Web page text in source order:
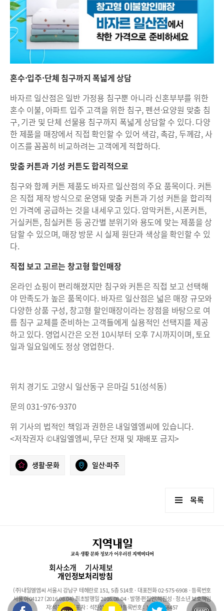
혼수·입주·단체 침구까지 폭넓게 상담
바자르 일산점은 일반 가정용 침구뿐 아니라 신혼부부를 위한
혼수 이불, 아파트 입주 고객을 위한 침구, 펜션·요양원 맞춤 침
구, 기관 및 단체 선물용 침구까지 폭넓게 상담할 수 있다. 다양
한 제품을 매장에서 직접 확인할 수 있어 색감, 촉감, 두께감, 사
이즈를 꼼꼼히 비교하려는 고객에게 적합하다.
맞춤 커튼과 기성 커튼도 합리적으로
침구와 함께 커튼 제품도 바자르 일산점의 주요 품목이다. 커튼
은 직접 제작 방식으로 운영돼 맞춤 커튼과 기성 커튼을 합리적
인 가격에 공급하는 것을 내세우고 있다. 암막커튼, 시폰커튼,
거실커튼, 침실커튼 등 공간별 분위기와 용도에 맞는 제품을 상
담할 수 있으며, 매장 방문 시 실제 원단과 색상을 확인할 수 있
다.
직접 보고 고르는 창고형 할인매장
온라인 쇼핑이 편리해졌지만 침구와 커튼은 직접 보고 선택해
야 만족도가 높은 품목이다. 바자르 일산점은 넓은 매장 규모와
다양한 상품 구성, 창고형 할인매장이라는 장점을 바탕으로 여
름 침구 교체를 준비하는 고객들에게 실용적인 선택지를 제공
하고 있다. 영업시간은 오전 10시부터 오후 7시까지이며, 토요
일과 일요일에도 정상 영업한다.
위치 경기도 고양시 일산동구 은마길 51(성석동)
문의 031-976-9370
위 기사의 법적인 책임과 권한은 내일엘엠씨에 있습니다.
<저작권자 ©내일엘엠씨, 무단 전재 및 재배포 금지>
생활·문화 일산·파주
목록
회사소개 기사제보
개인정보처리방침
(주)내일엘엠씨 서울시 강남구 테헤란로 151, 5층 514호 · 대표전화 02-575-6908 · 등록번호
서울 아04127 (2016.08.04) 최초발행일 2016.08.04 · 발행·편집인:석진성 · 청소년 보호책임
자:석진성 · 대표자 : 석진성 · 사업자등록번호 : 101-86-68457